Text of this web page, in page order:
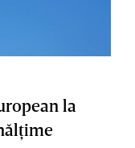
la